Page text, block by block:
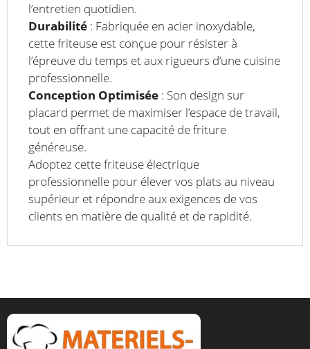
l’entretien quotidien.
Durabilité : Fabriquée en acier inoxydable,
cette friteuse est conçue pour résister à
l’épreuve du temps et aux rigueurs d’une cuisine
professionnelle.
Conception Optimisée : Son design sur
placard permet de maximiser l’espace de travail,
tout en offrant une capacité de friture
généreuse.
Adoptez cette friteuse électrique
professionnelle pour élever vos plats au niveau
supérieur et répondre aux exigences de vos
clients en matière de qualité et de rapidité.